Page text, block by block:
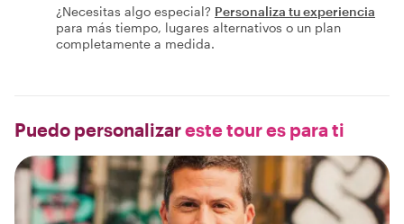
¿Necesitas algo especial? Personaliza tu experiencia
para más tiempo, lugares alternativos o un plan
completamente a medida.
Puedo personalizareste tour es para ti